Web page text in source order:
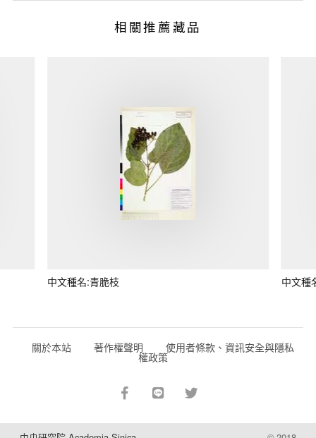
相關推薦藏品
中文種名:青脆枝 中文種
關於本站 著作權聲明 使用者條款、資訊安全與隱私
權政策